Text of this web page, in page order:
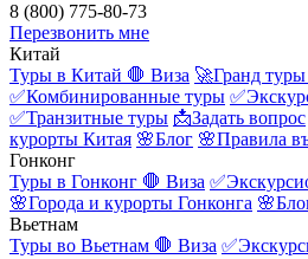
8 (800) 775-80-73
Перезвонить мне
Китай
Туры в Китай 🛑 Виза 🚀Гранд
✅Комбинированные туры
✅Транзитные туры 📩Задать вопрос
курорты Китая 🌸Блог 🌸Правила
Гонконг
Туры в Гонконг 🛑 Виза
🌸Города и курорты Гонконга
Вьетнам
Туры во Вьетнам 🛑 Виза